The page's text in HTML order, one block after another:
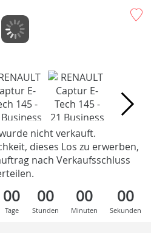
nicht verkauft.
dieses Los zu erwerben,
nach Verkaufsschluss
00
Tage
00
Stunden
00
Minuten
00
Sekunden